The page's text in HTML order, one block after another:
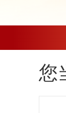
您